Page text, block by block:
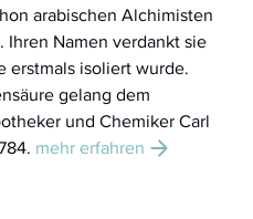
arabischen Alchimisten
Namen verdankt sie
erstmals isoliert wurde.
gelang dem
und Chemiker Carl
mehr erfahren